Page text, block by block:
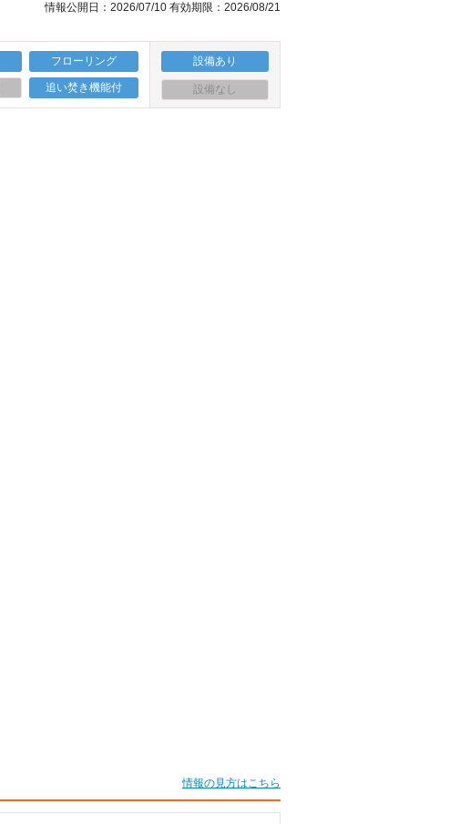
情報公開日：2026/07/10 有効期限：2026/08/21
フローリング
追い焚き機能付
設備あり
設備なし
情報の見方はこちら